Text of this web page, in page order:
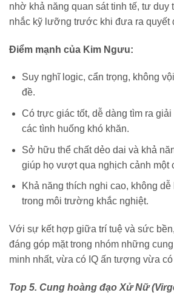
nhờ khả năng quan sát tinh tế, tư duy
nhắc kỹ lưỡng trước khi đưa ra quyết
Điểm mạnh của Kim Ngưu:
Suy nghĩ logic, cẩn trọng, không
đề.
Có trực giác tốt, dễ dàng tìm ra
các tình huống khó khăn.
Sở hữu thể chất dẻo dai và khả
giúp họ vượt qua nghịch cảnh một
Khả năng thích nghi cao, không
trong môi trường khắc nghiệt.
Với sự kết hợp giữa trí tuệ và sức
đáng góp mặt trong nhóm những
minh nhất, vừa có IQ ấn tượng vừa
Top 5. Cung hoàng đạo Xử Nữ